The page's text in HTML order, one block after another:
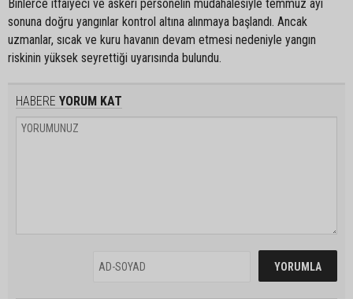
Binlerce itfaiyeci ve askeri personelin müdahalesiyle temmuz ayı
sonuna doğru yangınlar kontrol altına alınmaya başlandı. Ancak
uzmanlar, sıcak ve kuru havanın devam etmesi nedeniyle yangın
riskinin yüksek seyrettiği uyarısında bulundu.
HABERE YORUM KAT